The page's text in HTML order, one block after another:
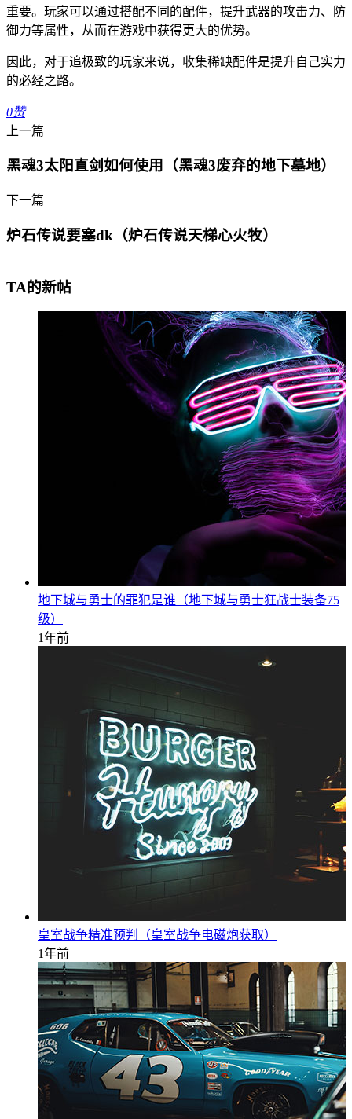
重要。玩家可以通过搭配不同的配件，提升武器的攻击力、防
御力等属性，从而在游戏中获得更大的优势。
因此，对于追极致的玩家来说，收集稀缺配件是提升自己实力
的必经之路。
0赞
上一篇
黑魂3太阳直剑如何使用（黑魂3废弃的地下墓地）
下一篇
炉石传说要塞dk（炉石传说天梯心火牧）
TA的新帖
地下城与勇士的罪犯是谁（地下城与勇士狂战士装备75
级）
1年前
皇室战争精准预判（皇室战争电磁炮获取）
1年前